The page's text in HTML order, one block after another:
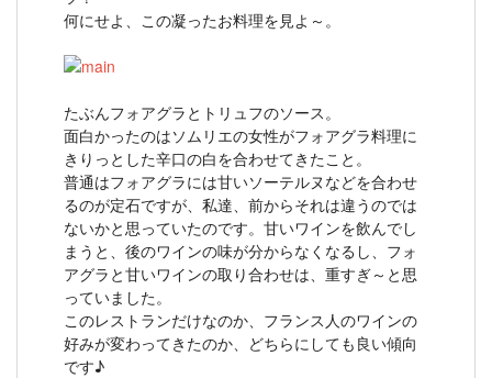
何にせよ、この凝ったお料理を見よ～。
たぶんフォアグラとトリュフのソース。
面白かったのはソムリエの女性がフォアグラ料理に
きりっとした辛口の白を合わせてきたこと。
普通はフォアグラには甘いソーテルヌなどを合わせ
るのが定石ですが、私達、前からそれは違うのでは
ないかと思っていたのです。甘いワインを飲んでし
まうと、後のワインの味が分からなくなるし、フォ
アグラと甘いワインの取り合わせは、重すぎ～と思
っていました。
このレストランだけなのか、フランス人のワインの
好みが変わってきたのか、どちらにしても良い傾向
です♪